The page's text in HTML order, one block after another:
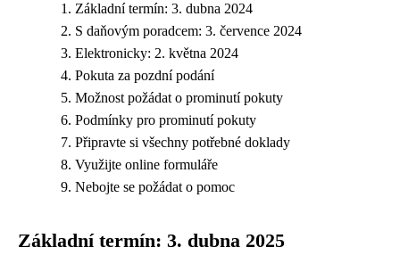
Základní termín: 3. dubna 2024
S daňovým poradcem: 3. července 2024
Elektronicky: 2. května 2024
Pokuta za pozdní podání
Možnost požádat o prominutí pokuty
Podmínky pro prominutí pokuty
Připravte si všechny potřebné doklady
Využijte online formuláře
Nebojte se požádat o pomoc
Základní termín: 3. dubna 2025